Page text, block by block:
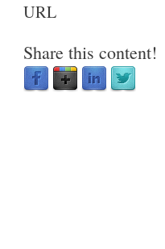
URL
Share this content!